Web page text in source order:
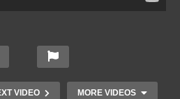
VIDEO MORE VIDEOS